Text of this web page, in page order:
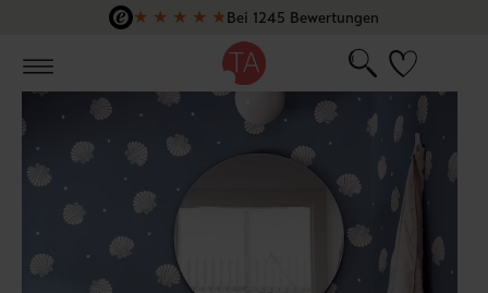
Zum Hauptinhalt springen
★ ★ ★ ★ ★Bei 1245 Bewertungen